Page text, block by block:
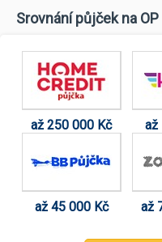
Srovnání půjček na OP
až 250 000 Kč až
až 45 000 Kč až